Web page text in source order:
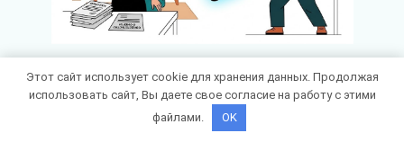
«Отец обещал!» — сын мужа от
первого брака требует деньги на
квартиру (1 000 000), которые якобы
Этот сайт использует cookie для хранения данных. Продолжая
использовать сайт, Вы даете свое согласие на работу с этими
файлами.
OK